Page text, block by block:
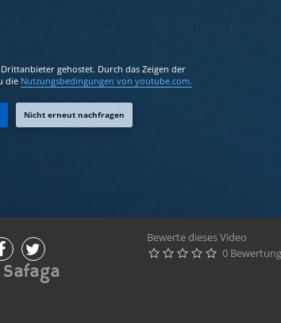
gehostet. Durch das Zeigen der
die Nutzungsbedingungen von youtube.com.
Nicht erneut nachfragen
Bewerte dieses Video
     0